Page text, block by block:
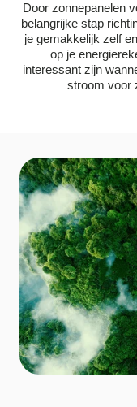
Door zonnepanelen
belangrijke stap
je gemakkelijk zelf
op je
interessant zijn
stroom voor